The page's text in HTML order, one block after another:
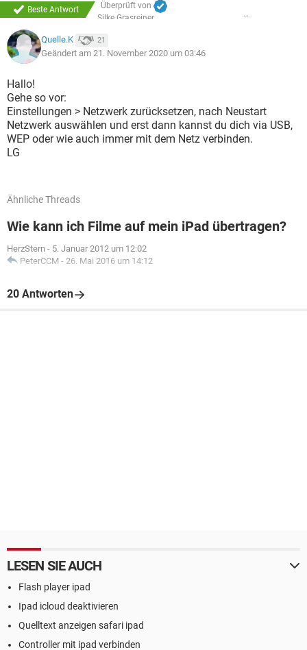
Beste Antwort
Überprüft von
Silke Grasreiner
Quelle.K 21
Geändert am 21. November 2020 um 03:46
Hallo!
Gehe so vor:
Einstellungen > Netzwerk zurücksetzen, nach Neustart
Netzwerk auswählen und erst dann kannst du dich via USB,
WEP oder wie auch immer mit dem Netz verbinden.
LG
Ähnliche Threads
Wie kann ich Filme auf mein iPad übertragen?
HerzStern - 5. Januar 2012 um 12:02
PeterCCM - 26. Mai 2016 um 14:12
20 Antworten
LESEN SIE AUCH
Flash player ipad
Ipad icloud deaktivieren
Quelltext anzeigen safari ipad
Controller mit ipad verbinden